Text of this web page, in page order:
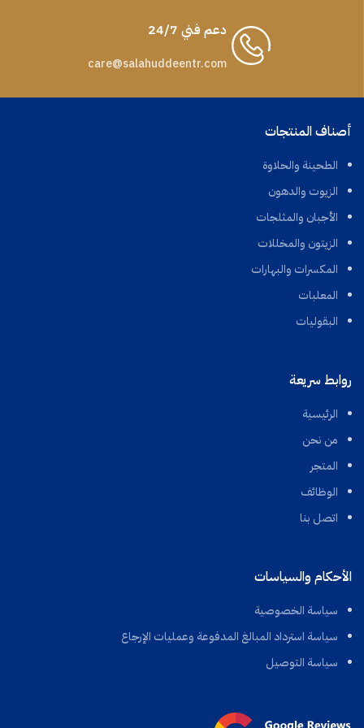
دعم فني 24/7
care@salahuddeentr.com
أصناف المنتجات
الطحينة والحلاوة
الزيوت والدهون
الأجبان والمثلجات
الزيتون والمخللات
المكسرات والبهارات
المعلبات
البقوليات
روابط سريعة
الرئيسية
من نحن
المتجر
الوظائف
اتصل بنا
الأحكام والسياسات
سياسة الخصوصية
سياسة استرداد المبالغ المدفوعة وعمليات الإرجاع
سياسة التوصيل